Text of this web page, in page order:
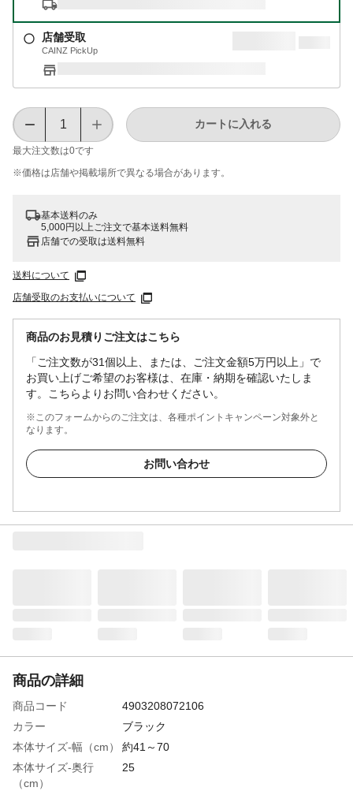
店舗受取
CAINZ PickUp
最大注文数は0です
カートに入れる
※価格は​店舗や​掲載場所で​異なる​場合が​あります。
基本送料のみ
5,000円以上ご注文で基本送料無料
店舗での受取は送料無料
送料について
店舗受取のお支払いについて
商品のお見積りご注文はこちら
「ご注文数が31個以上、または、ご注文金額5万円以上」で
お買い上げご希望のお客様は、在庫・納期を確認いたしま
す。こちらよりお問い合わせください。
※このフォームからのご注文は、各種ポイントキャンペーン対象外と
なります。
お問い合わせ
商品の詳細
商品コード
4903208072106
カラー
ブラック
本体サイズ-幅（cm）
約41～70
本体サイズ-奥行
（cm）
25